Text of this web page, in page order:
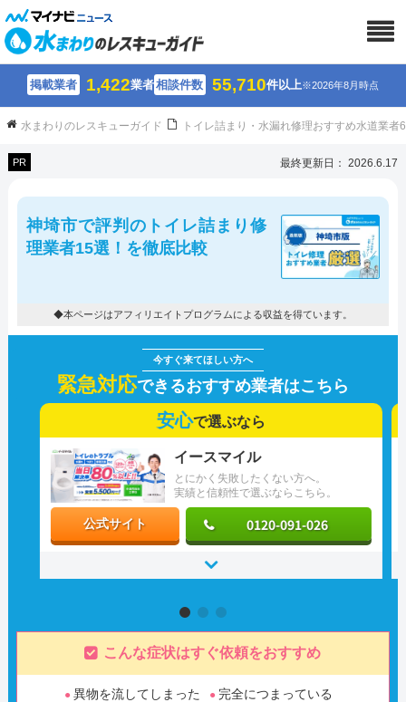
掲載業者 1,422業者相談件数 55,710件以上※2026年8月時点
水まわりのレスキューガイド トイレ詰まり・水漏れ修理おすすめ水道業
PR 最終更新日： 2026.6.17
神埼市で評判のトイレ詰まり修
理業者15選！を徹底比較
◆本ページはアフィリエイトプログラムによる収益を得ています。
緊急対応できるおすすめ業者はこちら
安心で選ぶなら
とにかく失敗したくない方へ。
実績と信頼性で選ぶならこちら。
イースマイル
公式サイト 0120-091-026
こんな症状はすぐ依頼をおすすめ
異物を流してしまった
完全につまっている